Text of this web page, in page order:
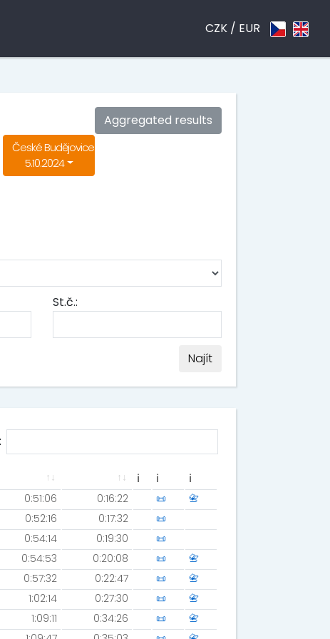
CZK / EUR
Aggregated results
České Budějovice
5.10.2024
St.č.:
Najít
ℹ ℹ
ℹ
0:51:06 0:16:22 📜
📇
0:52:16 0:17:32
📜
0:54:14 0:19:30
📜
0:54:53 0:20:08 📜
📇
0:57:32 0:22:47 📜
📇
1:02:14 0:27:30 📜
📇
1:09:11 0:34:26 📜
📇